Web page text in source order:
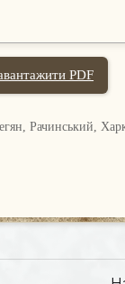
PDF
Рачинський,